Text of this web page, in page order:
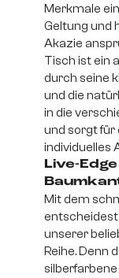
Merkmale
Geltung und
Akazie
Tisch ist ein
durch seine
und die
in die
und sorgt für
individuelles
Live-
Mit dem
entscheidest
unserer
Reihe. Denn